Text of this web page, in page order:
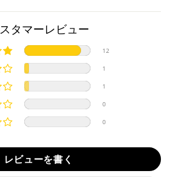
ードをご利用頂けます。
払い、3Dセキュア対応カードをご利用の
トカード決済(3Dセキュア) - SBPS』を
ついて以下の通りです。
回)
ついて
により異なります。 詳しくは該当商品
期をご確認ください。
文、お支払い完了で即日発送いたしま
込等）の場合、15時までに弊社でのご
ましたら即日発送いたします。
タマーレビュー
12
1
1
0
0
レビューを書く